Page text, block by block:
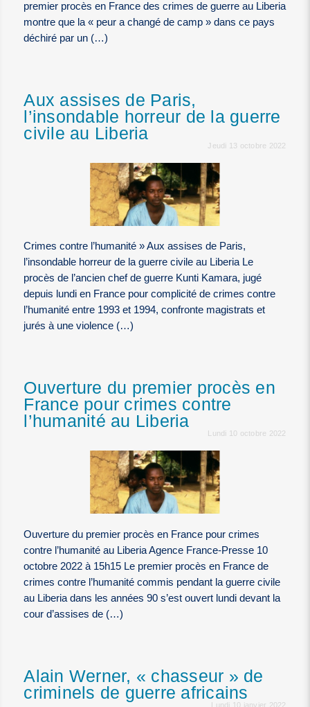
premier procès en France des crimes de guerre au Liberia
montre que la « peur a changé de camp » dans ce pays
déchiré par un (…)
Aux assises de Paris,
l’insondable horreur de la guerre
civile au Liberia
Jeudi 13 octobre 2022
Crimes contre l’humanité » Aux assises de Paris,
l’insondable horreur de la guerre civile au Liberia Le
procès de l’ancien chef de guerre Kunti Kamara, jugé
depuis lundi en France pour complicité de crimes contre
l’humanité entre 1993 et 1994, confronte magistrats et
jurés à une violence (…)
Ouverture du premier procès en
France pour crimes contre
l’humanité au Liberia
Lundi 10 octobre 2022
Ouverture du premier procès en France pour crimes
contre l’humanité au Liberia Agence France-Presse 10
octobre 2022 à 15h15 Le premier procès en France de
crimes contre l’humanité commis pendant la guerre civile
au Liberia dans les années 90 s’est ouvert lundi devant la
cour d’assises de (…)
Alain Werner, « chasseur » de
criminels de guerre africains
Lundi 10 janvier 2022